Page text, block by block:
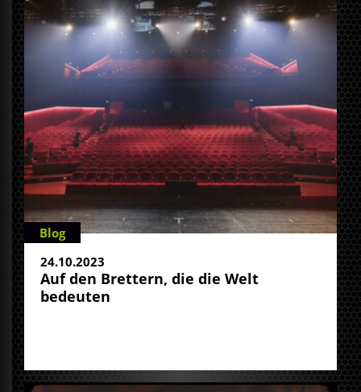
Blog
24.10.2023
Auf den Brettern, die die Welt
bedeuten